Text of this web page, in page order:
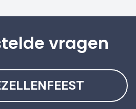
vragen